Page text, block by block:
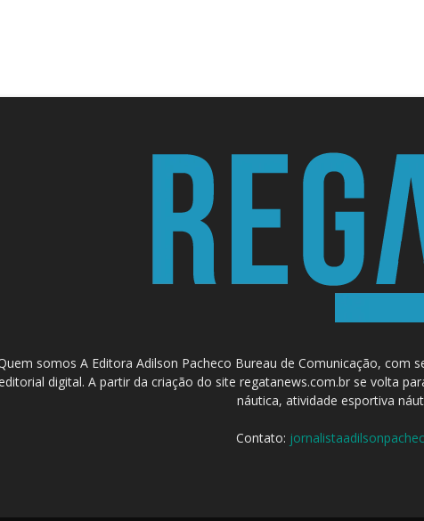
somos A Editora Adilson Pacheco Bureau de Comunicação, com
digital. A partir da criação do site regatanews.com.br se volta
náutica, atividade esportiva
Contato: